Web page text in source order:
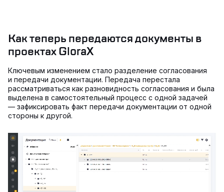
Как теперь передаются документы в
проектах GloraX
Ключевым изменением стало разделение согласования
и передачи документации. Передача перестала
рассматриваться как разновидность согласования и была
выделена в самостоятельный процесс с одной задачей
— зафиксировать факт передачи документации от одной
стороны к другой.